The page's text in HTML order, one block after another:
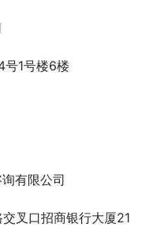
号1号楼6楼
有限公司
叉口招商银行大厦21